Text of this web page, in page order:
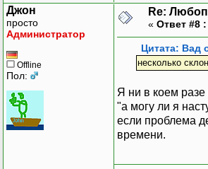
Джон
просто
Администратор
Offline
Пол:
Re:
« Ответ #8 :
Цитата: Вад
несколько
Я ни в коем
"а могу ли я
если проблема
времени.